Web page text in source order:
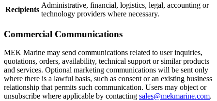
Recipients
Administrative, financial, logistics, legal, accounting or
technology providers where necessary.
Commercial Communications
MEK Marine may send communications related to user inquiries,
quotations, orders, availability, technical support or similar products
and services. Optional marketing communications will be sent only
where there is a lawful basis, such as consent or an existing business
relationship that permits such communication. Users may object or
unsubscribe where applicable by contacting sales@mekmarine.com.